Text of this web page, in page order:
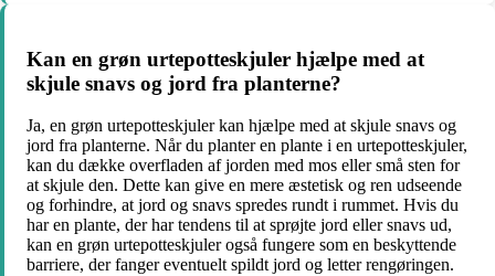
Kan en grøn urtepotteskjuler hjælpe med at
skjule snavs og jord fra planterne?
Ja, en grøn urtepotteskjuler kan hjælpe med at skjule snavs og
jord fra planterne. Når du planter en plante i en urtepotteskjuler,
kan du dække overfladen af jorden med mos eller små sten for
at skjule den. Dette kan give en mere æstetisk og ren udseende
og forhindre, at jord og snavs spredes rundt i rummet. Hvis du
har en plante, der har tendens til at sprøjte jord eller snavs ud,
kan en grøn urtepotteskjuler også fungere som en beskyttende
barriere, der fanger eventuelt spildt jord og letter rengøringen.